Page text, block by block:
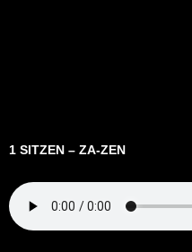
1 SITZEN – ZA-ZEN